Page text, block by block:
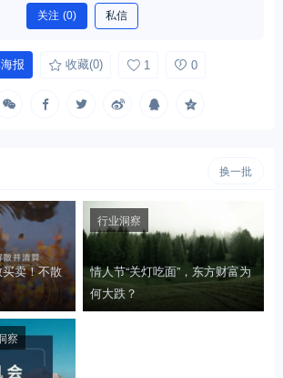
究及理财顾问评估的全球投资平台。
关注 (0) 私信
报 收藏(0) 1 0
换一批
卖！不散
情人节“关灯吃面”，东方财富为
何大跌？
行业洞察
察